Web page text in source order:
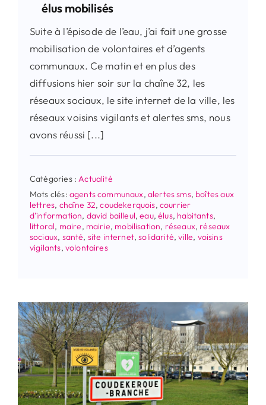
élus mobilisés
Suite à l’épisode de l’eau, j’ai fait une grosse
mobilisation de volontaires et d’agents
communaux. Ce matin et en plus des
diffusions hier soir sur la chaîne 32, les
réseaux sociaux, le site internet de la ville, les
réseaux voisins vigilants et alertes sms, nous
avons réussi [...]
Catégories :Actualité
Mots clés: agents communaux, alertes sms, boîtes aux
lettres, chaîne 32,coudekerquois, courrier
d’information, david bailleul,eau,élus, habitants,
littoral, maire, mairie, mobilisation, réseaux, réseaux
sociaux, santé, site internet,solidarité,ville, voisins
vigilants, volontaires